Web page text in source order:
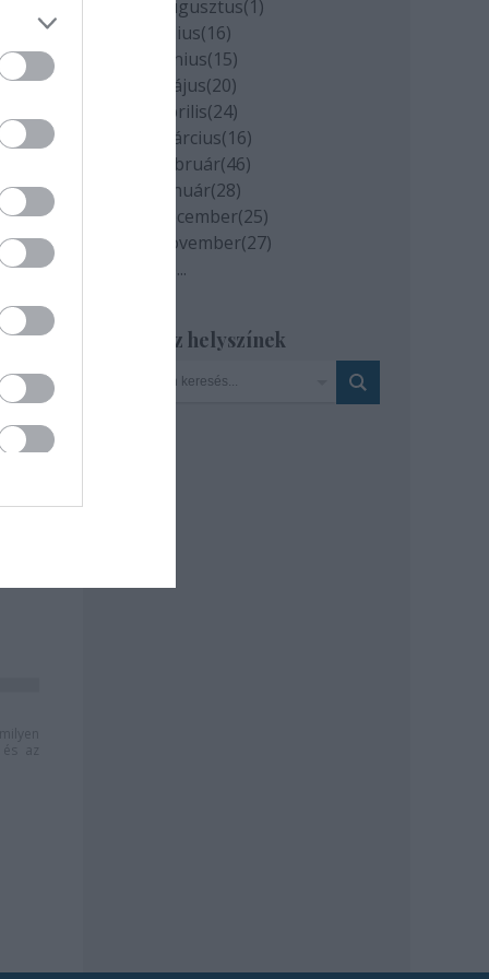
2020 augusztus(1)
2020 július(16)
2020 június(15)
2020 május(20)
2020 április(24)
2020 március(16)
2020 február(46)
2020 január(28)
2019 december(25)
2019 november(27)
...
Szinház helyszínek